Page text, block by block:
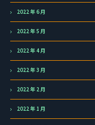
2022 年 6 月
2022 年 5 月
2022 年 4 月
2022 年 3 月
2022 年 2 月
2022 年 1 月